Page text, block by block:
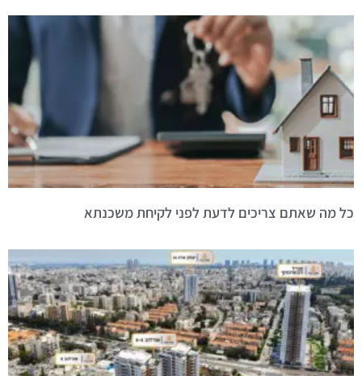
כל מה שאתם צריכים לדעת לפני לקיחת משכנתא